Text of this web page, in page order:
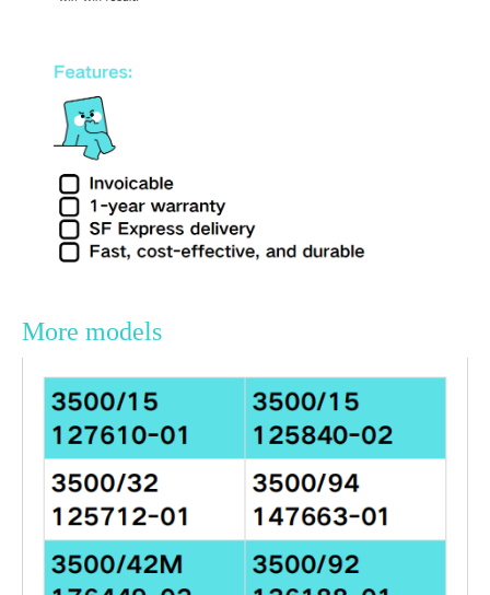
More models